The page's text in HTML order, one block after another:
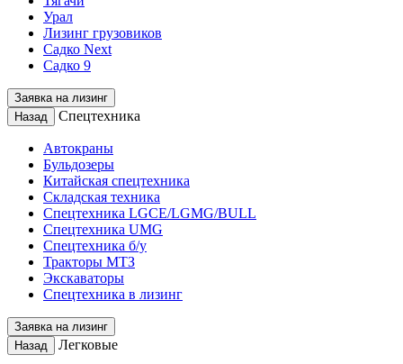
Урал
Лизинг грузовиков
Садко Next
Садко 9
Заявка на лизинг
Назад
Спецтехника
Автокраны
Бульдозеры
Китайская спецтехника
Складская техника
Спецтехника LGCE/LGMG/BULL
Спецтехника UMG
Спецтехника б/у
Тракторы МТЗ
Экскаваторы
Спецтехника в лизинг
Заявка на лизинг
Назад
Легковые